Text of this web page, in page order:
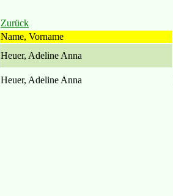
Zurück
Name, Vorname
Heuer, Adeline Anna
Heuer, Adeline Anna